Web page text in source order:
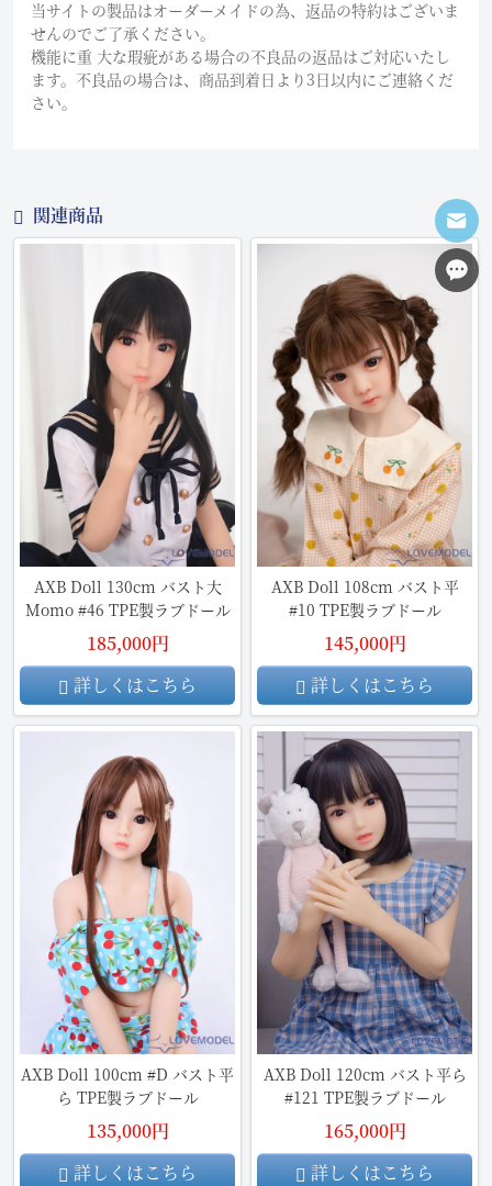
当サイトの製品はオーダーメイドの為、返品の特約はございま
せんのでご了承ください。
機能に重 大な瑕疵がある場合の不良品の返品はご対応いたし
ます。不良品の場合は、商品到着日より3日以内にご連絡くだ
さい。
関連商品
AXB Doll 130cm バスト大
Momo #46 TPE製ラブドール
185,000円
詳しくはこちら
AXB Doll 108cm バスト平
#10 TPE製ラブドール
145,000円
詳しくはこちら
AXB Doll 100cm #D バスト平
ら TPE製ラブドール
135,000円
詳しくはこちら
AXB Doll 120cm バスト平ら
#121 TPE製ラブドール
165,000円
詳しくはこちら